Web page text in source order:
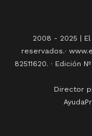
2008 - 2025 |
reservados.·
82511620. · Edición Nº
Director
Ayuda